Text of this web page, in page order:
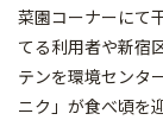
菜園コーナーにて
てる利用者や新宿
テンを環境センタ
ニク」が食べ頃を